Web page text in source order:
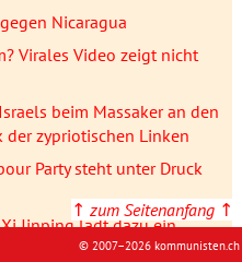
Nicaragua
Virales Video zeigt nicht
beim Massaker an den
der zypriotischen Linken
Party steht unter Druck
Jinping lädt dazu ein,
↑ zum Seitenanfang ↑
© 2007–2026 kommunisten.ch